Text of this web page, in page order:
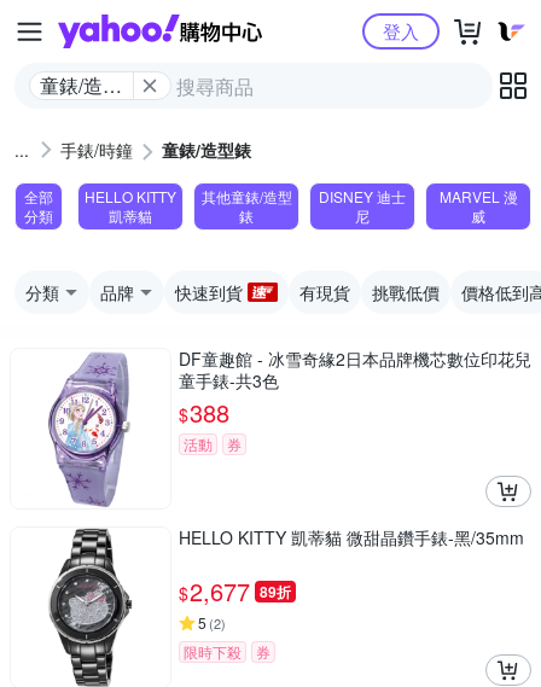
Yahoo購物中心
童錶/造型
登入
手錶/時鐘 童錶/造型錶
全部
分類
HELLO KITTY
凱蒂貓
其他童錶/造型
錶
DISNEY 迪士
尼
MARVEL 漫
威
分類 品牌 快速到貨 有現貨 挑戰低價 價格低到
DF童趣館 - 冰雪奇緣2日本品牌機芯數位印花兒
童手錶-共3色
$388
活動 券
HELLO KITTY 凱蒂貓 微甜晶鑽手錶-黑/35mm
$2,677 89折
5 (2)
限時下殺 券